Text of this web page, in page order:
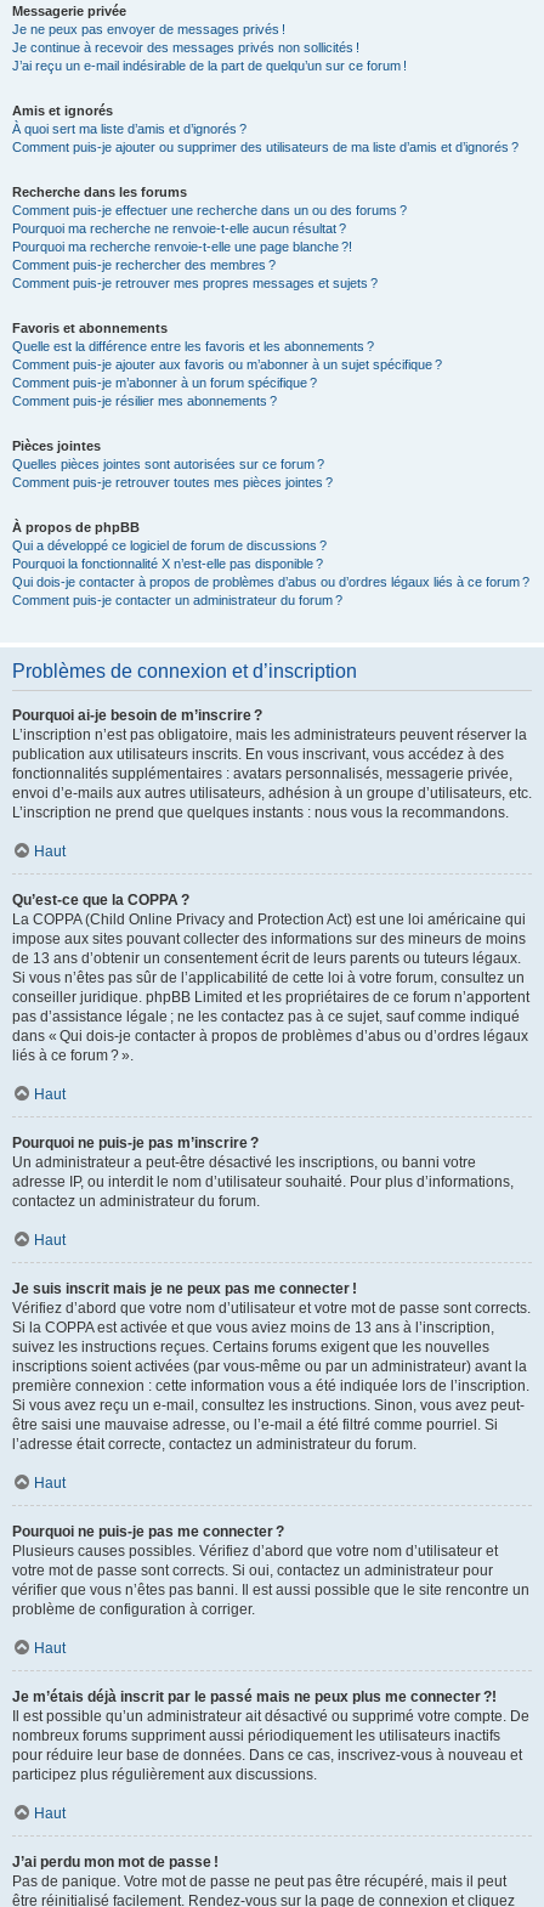
Messagerie privée
Je ne peux pas envoyer de messages privés !
Je continue à recevoir des messages privés non sollicités !
J’ai reçu un e-mail indésirable de la part de quelqu’un sur ce forum !
Amis et ignorés
À quoi sert ma liste d’amis et d’ignorés ?
Comment puis-je ajouter ou supprimer des utilisateurs de ma liste d’amis et d’ignorés ?
Recherche dans les forums
Comment puis-je effectuer une recherche dans un ou des forums ?
Pourquoi ma recherche ne renvoie-t-elle aucun résultat ?
Pourquoi ma recherche renvoie-t-elle une page blanche ?!
Comment puis-je rechercher des membres ?
Comment puis-je retrouver mes propres messages et sujets ?
Favoris et abonnements
Quelle est la différence entre les favoris et les abonnements ?
Comment puis-je ajouter aux favoris ou m’abonner à un sujet spécifique ?
Comment puis-je m’abonner à un forum spécifique ?
Comment puis-je résilier mes abonnements ?
Pièces jointes
Quelles pièces jointes sont autorisées sur ce forum ?
Comment puis-je retrouver toutes mes pièces jointes ?
À propos de phpBB
Qui a développé ce logiciel de forum de discussions ?
Pourquoi la fonctionnalité X n’est-elle pas disponible ?
Qui dois-je contacter à propos de problèmes d’abus ou d’ordres légaux liés à ce forum ?
Comment puis-je contacter un administrateur du forum ?
Problèmes de connexion et d’inscription
Pourquoi ai-je besoin de m’inscrire ?
L’inscription n’est pas obligatoire, mais les administrateurs peuvent réserver la
publication aux utilisateurs inscrits. En vous inscrivant, vous accédez à des
fonctionnalités supplémentaires : avatars personnalisés, messagerie privée,
envoi d’e-mails aux autres utilisateurs, adhésion à un groupe d’utilisateurs, etc.
L’inscription ne prend que quelques instants : nous vous la recommandons.
Haut
Qu’est-ce que la COPPA ?
La COPPA (Child Online Privacy and Protection Act) est une loi américaine qui
impose aux sites pouvant collecter des informations sur des mineurs de moins
de 13 ans d’obtenir un consentement écrit de leurs parents ou tuteurs légaux.
Si vous n’êtes pas sûr de l’applicabilité de cette loi à votre forum, consultez un
conseiller juridique. phpBB Limited et les propriétaires de ce forum n’apportent
pas d’assistance légale ; ne les contactez pas à ce sujet, sauf comme indiqué
dans « Qui dois-je contacter à propos de problèmes d’abus ou d’ordres légaux
liés à ce forum ? ».
Haut
Pourquoi ne puis-je pas m’inscrire ?
Un administrateur a peut-être désactivé les inscriptions, ou banni votre
adresse IP, ou interdit le nom d’utilisateur souhaité. Pour plus d’informations,
contactez un administrateur du forum.
Haut
Je suis inscrit mais je ne peux pas me connecter !
Vérifiez d’abord que votre nom d’utilisateur et votre mot de passe sont corrects.
Si la COPPA est activée et que vous aviez moins de 13 ans à l’inscription,
suivez les instructions reçues. Certains forums exigent que les nouvelles
inscriptions soient activées (par vous-même ou par un administrateur) avant la
première connexion : cette information vous a été indiquée lors de l’inscription.
Si vous avez reçu un e-mail, consultez les instructions. Sinon, vous avez peut-
être saisi une mauvaise adresse, ou l’e-mail a été filtré comme pourriel. Si
l’adresse était correcte, contactez un administrateur du forum.
Haut
Pourquoi ne puis-je pas me connecter ?
Plusieurs causes possibles. Vérifiez d’abord que votre nom d’utilisateur et
votre mot de passe sont corrects. Si oui, contactez un administrateur pour
vérifier que vous n’êtes pas banni. Il est aussi possible que le site rencontre un
problème de configuration à corriger.
Haut
Je m’étais déjà inscrit par le passé mais ne peux plus me connecter ?!
Il est possible qu’un administrateur ait désactivé ou supprimé votre compte. De
nombreux forums suppriment aussi périodiquement les utilisateurs inactifs
pour réduire leur base de données. Dans ce cas, inscrivez-vous à nouveau et
participez plus régulièrement aux discussions.
Haut
J’ai perdu mon mot de passe !
Pas de panique. Votre mot de passe ne peut pas être récupéré, mais il peut
être réinitialisé facilement. Rendez-vous sur la page de connexion et cliquez